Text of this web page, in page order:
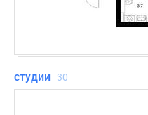
студии 30